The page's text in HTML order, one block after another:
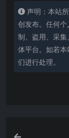
声明：本站
创发布。任何
制、盗用、采
体平台。如若
们进行处理。